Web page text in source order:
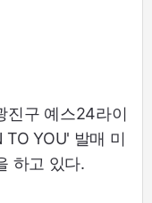
진구 예스24라이
YOU' 발매 미
하고 있다.